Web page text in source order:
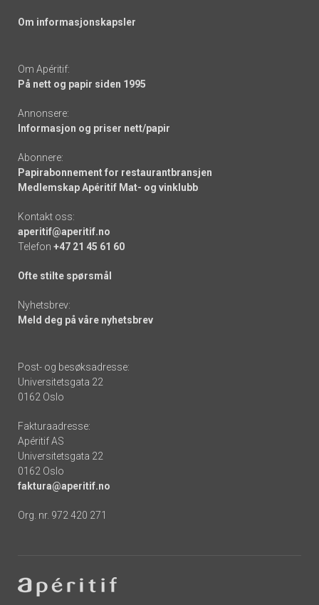
Om informasjonskapsler
Om Apéritif:
På nett og papir siden 1995
Annonsere:
Informasjon og priser nett/papir
Abonnere:
Papirabonnement for restaurantbransjen
Medlemskap Apéritif Mat- og vinklubb
Kontakt oss:
aperitif@aperitif.no
Telefon +47 21 45 61 60
Ofte stilte spørsmål
Nyhetsbrev:
Meld deg på våre nyhetsbrev
Post- og besøksadresse:
Universitetsgata 22
0162 Oslo
Fakturaadresse:
Apéritif AS
Universitetsgata 22
0162 Oslo
faktura@aperitif.no
Org. nr. 972 420 271
-